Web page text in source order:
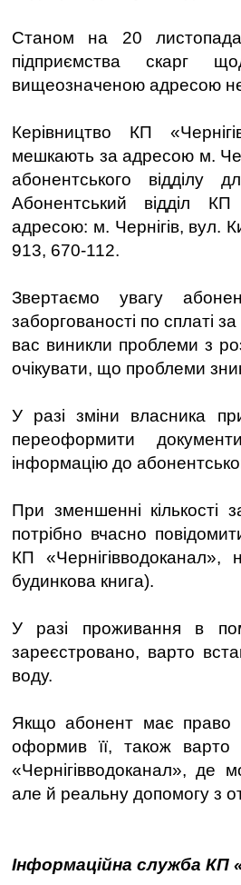
Станом на 20
підприємства скарг
вищеозначеною адресою
Керівництво КП
мешкають за адресою м.
абонентського відділу
Абонентський відділ КП
адресою: м. Чернігів, вул.
913, 670-112.
Звертаємо увагу
заборгованості по сплаті
вас виникли проблеми з
очікувати, що проблеми
У разі зміни власника
переоформити
інформацію до
При зменшенні кількості
потрібно вчасно
КП «Чернігівводоканал»,
будинкова книга).
У разі проживання в
зареєстровано, варто
воду.
Якщо абонент має право
оформив її, також варто
«Чернігівводоканал», де
але й реальну допомогу з
Інформаційна служба КП